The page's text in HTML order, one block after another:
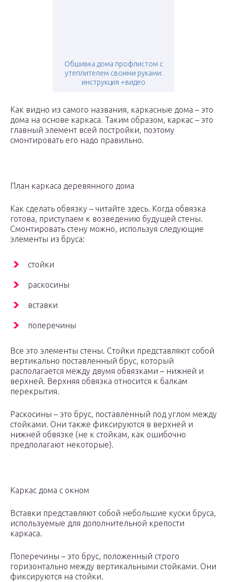
Обшивка дома профлистом с
утеплителем своими руками:
инструкция +видео
Как видно из самого названия, каркасные дома – это
дома на основе каркаса. Таким образом, каркас – это
главный элемент всей постройки, поэтому
смонтировать его надо правильно.
План каркаса деревянного дома
Как сделать обвязку – читайте здесь. Когда обвязка
готова, приступаем к возведению будущей стены.
Смонтировать стену можно, используя следующие
элементы из бруса:
стойки
раскосины
вставки
поперечины
Все это элементы стены. Стойки представляют собой
вертикально поставленный брус, который
располагается между двумя обвязками – нижней и
верхней. Верхняя обвязка относится к балкам
перекрытия.
Раскосины – это брус, поставленный под углом между
стойками. Они также фиксируются в верхней и
нижней обвязке (не к стойкам, как ошибочно
предполагают некоторые).
Каркас дома с окном
Вставки представляют собой небольшие куски бруса,
используемые для дополнительной крепости
каркаса.
Поперечины – это брус, положенный строго
горизонтально между вертикальными стойками. Они
фиксируются на стойки.